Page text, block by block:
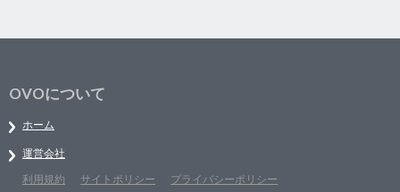
OVOについて
ホーム
運営会社
利用規約
サイトポリシー プライバシーポリシー